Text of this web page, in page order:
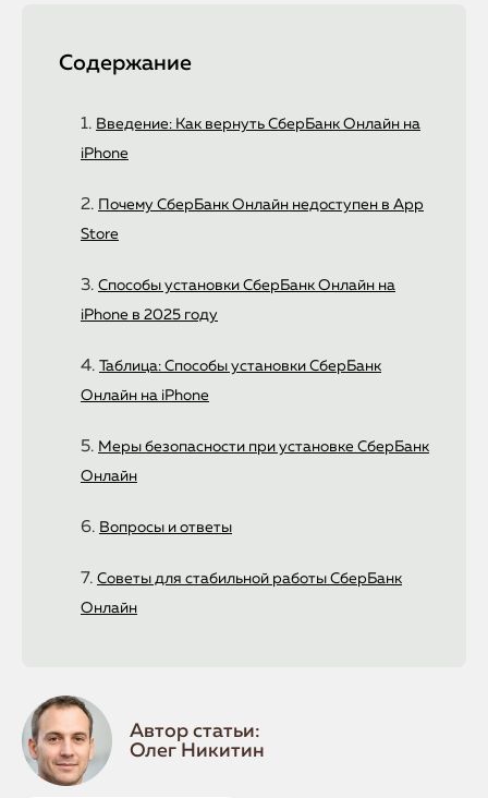
Содержание
Введение: Как вернуть СберБанк Онлайн на
iPhone
Почему СберБанк Онлайн недоступен в App
Store
Способы установки СберБанк Онлайн на
iPhone в 2025 году
Таблица: Способы установки СберБанк
Онлайн на iPhone
Меры безопасности при установке СберБанк
Онлайн
Вопросы и ответы
Советы для стабильной работы СберБанк
Онлайн
Автор статьи:
Олег Никитин